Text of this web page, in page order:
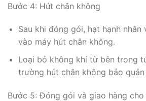
Bước 4: Hút chân không
Sau khi đóng gói, hạt hạnh
vào máy hút chân không.
Loại bỏ không khí từ bên trong
trường hút chân không bảo quản
Bước 5: Đóng gói và giao hàng cho